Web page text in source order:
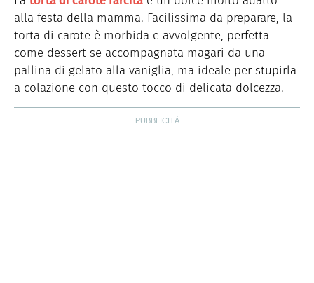
alla festa della mamma. Facilissima da preparare, la
torta di carote è morbida e avvolgente, perfetta
come dessert se accompagnata magari da una
pallina di gelato alla vaniglia, ma ideale per stupirla
a colazione con questo tocco di delicata dolcezza.